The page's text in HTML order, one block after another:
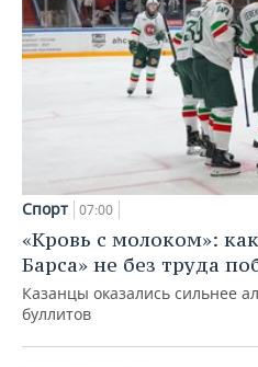
Спорт 07:00
«Кровь с молоком»:
Барса» не без труда
Казанцы оказались сильнее
буллитов